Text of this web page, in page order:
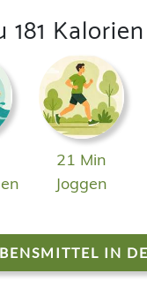
Kalorien
21 Min
Joggen
IN